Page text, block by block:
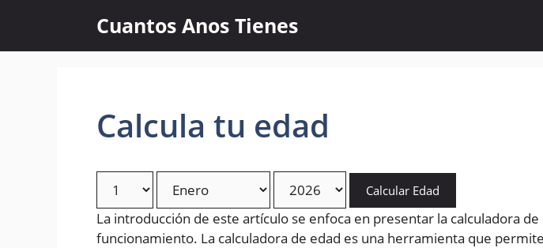
content
Cuantos Anos Tienes
Calcula tu edad
Calcular Edad
La introducción de este artículo se enfoca en presentar la calculadora de
funcionamiento. La calculadora de edad es una herramienta que